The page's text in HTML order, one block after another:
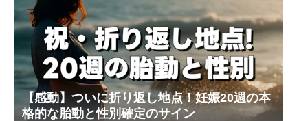
【感動】ついに折り返し地点！妊娠20週の本
格的な胎動と性別確定のサイン